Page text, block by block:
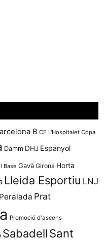
B CE L'Hospitalet Copa
Damm DHJ Espanyol
Base Gavà Girona Horta
Lleida Esportiu LNJ
Peralada Prat
Promoció d'ascens
SabadellSant